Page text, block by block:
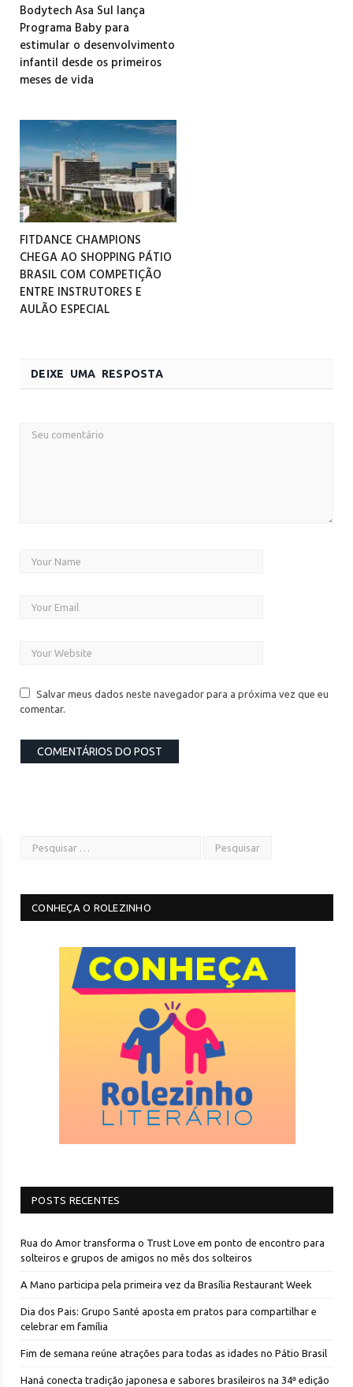
Bodytech Asa Sul lança
Programa Baby para
estimular o desenvolvimento
infantil desde os primeiros
meses de vida
FITDANCE CHAMPIONS
CHEGA AO SHOPPING PÁTIO
BRASIL COM COMPETIÇÃO
ENTRE INSTRUTORES E
AULÃO ESPECIAL
DEIXE UMA RESPOSTA
Salvar meus dados neste navegador para a próxima vez que eu
comentar.
CONHEÇA O ROLEZINHO
POSTS RECENTES
Rua do Amor transforma o Trust Love em ponto de encontro para
solteiros e grupos de amigos no mês dos solteiros
A Mano participa pela primeira vez da Brasília Restaurant Week
Dia dos Pais: Grupo Santé aposta em pratos para compartilhar e
celebrar em família
Fim de semana reúne atrações para todas as idades no Pátio Brasil
Haná conecta tradição japonesa e sabores brasileiros na 34ª edição